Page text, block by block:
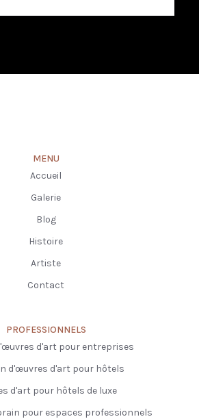
MENU
Accueil
Galerie
Blog
Histoire
Artiste
Contact
PROFESSIONNELS
d'art pour entreprises
d'œuvres d'art pour hôtels
d'art pour hôtels de luxe
pour espaces professionnels